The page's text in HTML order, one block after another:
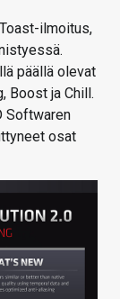
ilmoitus,
päällä olevat
Boost ja Chill.
Softwaren
osat